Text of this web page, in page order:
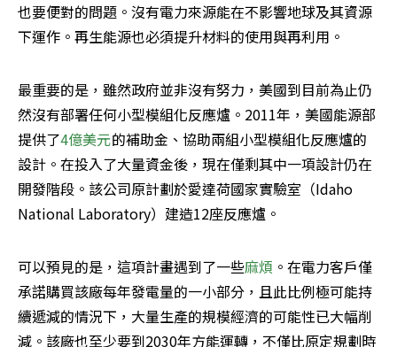
也要便對的問題。沒有電力來源能在不影響地球及其資源
下運作。再生能源也必須提升材料的使用與再利用。
最重要的是，雖然政府並非沒有努力，美國到目前為止仍
然沒有部署任何小型模組化反應爐。2011年，美國能源部
提供了4億美元的補助金、協助兩組小型模組化反應爐的
設計。在投入了大量資金後，現在僅剩其中一項設計仍在
開發階段。該公司原計劃於愛達荷國家實驗室（Idaho
National Laboratory）建造12座反應爐。
可以預見的是，這項計畫遇到了一些麻煩 。在電力客戶僅
承諾購買該廠每年發電量的一小部分，且此比例極可能持
續遞減的情況下，大量生產的規模經濟的可能性已大幅削
減。該廠也至少要到2030年方能運轉，不僅比原定規劃時